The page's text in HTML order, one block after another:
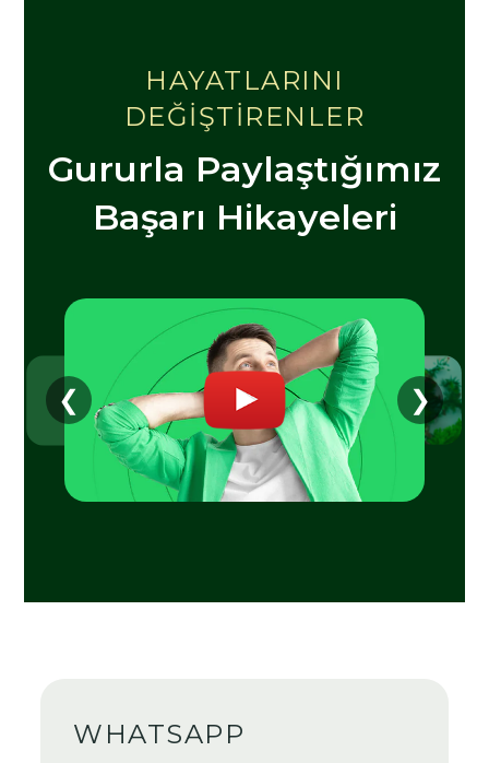
HAYATLARINI
DEĞİŞTİRENLER
Gururla Paylaştığımız
Başarı Hikayeleri
❮ ❯
WHATSAPP